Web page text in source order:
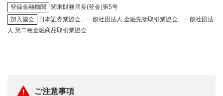
登録金融機関
関東財務局長(登金)第5号
加入協会
日本証券業協会、一般社団法人 金融先物取引業協会、一般社団法
人 第二種金融商品取引業協会
ご注意事項